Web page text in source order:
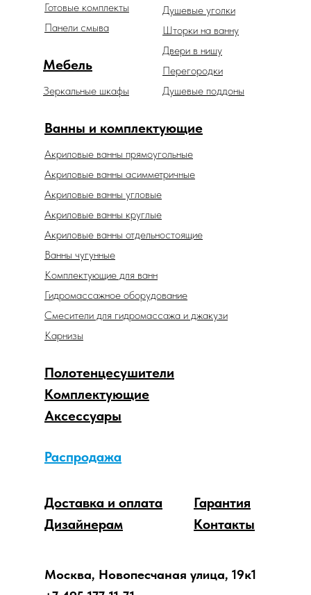
Ванны и комплектующие
Акриловые ванны прямоугольные
Зеркальные шкафы
Мебель
Душевые уголки
Шторки на ванну
Двери в нишу
Перегородки
Аксессуары
Распродажа
Комплектующие
Дизайнерам
Доставка и оплата
Гарантия
Контакты
Душевые поддоны
Акриловые ванны отдельностоящие
Акриловые ванны асимметричные
Акриловые ванны угловые
Акриловые ванны круглые
Ванны чугунные
Комплектующие для ванн
Гидромассажное оборудование
Смесители для гидромассажа и джакузи
Карнизы
Полотенцесушители
Готовые комплекты
Панели смыва
Москва, Новопесчаная улица, 19к1